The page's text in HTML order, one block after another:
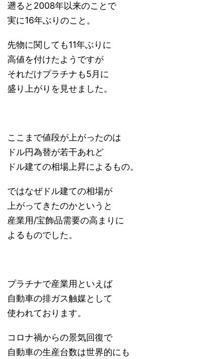
遡ると2008年以来のことで
実に16年ぶりのこと。
先物に関しても11年ぶりに
高値を付けたようですが
それだけプラチナも5月に
盛り上がりを見せました。
ここまで値段が上がったのは
ドル円為替が若干あれど
ドル建ての相場上昇によるもの。
ではなぜドル建ての相場が
上がってきたのかというと
産業用/宝飾品需要の高まりに
よるものでした。
プラチナで産業用といえば
自動車の排ガス触媒として
使われております。
コロナ禍からの景気回復で
自動車の生産台数は世界的にも